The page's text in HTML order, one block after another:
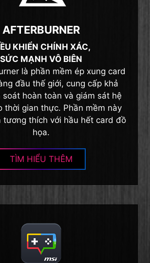
AFTERBURNER
KHIỂN CHÍNH XÁC,
SỨC MẠNH VÔ BIÊN
là phần mềm ép xung card
đầu thế giới, cung cấp khả
soát hoàn toàn và giám sát hệ
thời gian thực. Phần mềm này
tương thích với hầu hết card đồ
họa.
TÌM HIỂU THÊM